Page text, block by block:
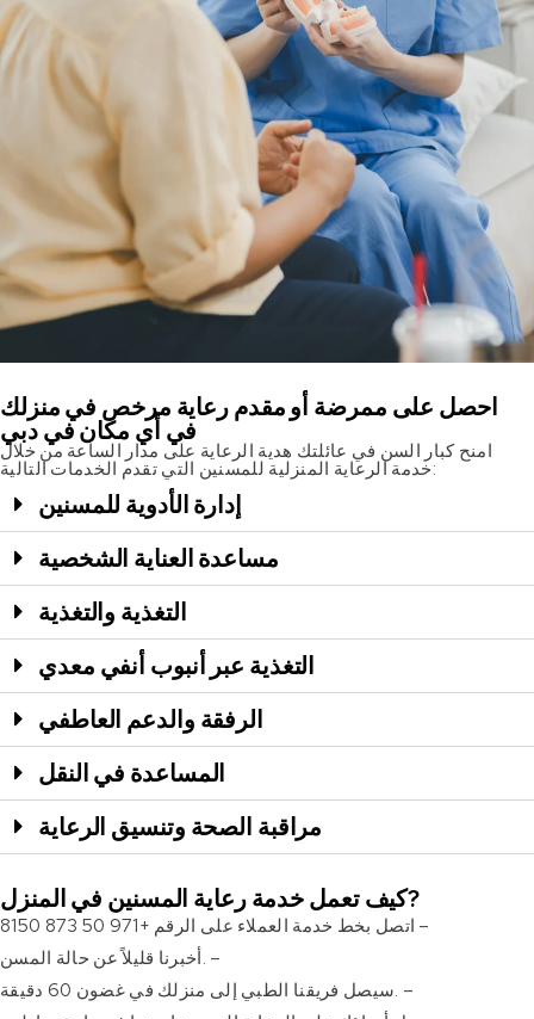
احصل على ممرضة أو مقدم رعاية مرخص في منزلك
في أي مكان في دبي
امنح كبار السن في عائلتك هدية الرعاية على مدار الساعة من خلال
خدمة الرعاية المنزلية للمسنين التي تقدم الخدمات التالية:
إدارة الأدوية للمسنين
مساعدة العناية الشخصية
التغذية والتغذية
التغذية عبر أنبوب أنفي معدي
الرفقة والدعم العاطفي
المساعدة في النقل
مراقبة الصحة وتنسيق الرعاية
كيف تعمل خدمة رعاية المسنين في المنزل?
اتصل بخط خدمة العملاء على الرقم +971 50 873 8150 –
أخبرنا قليلاً عن حالة المسن. –
سيصل فريقنا الطبي إلى منزلك في غضون 60 دقيقة. –